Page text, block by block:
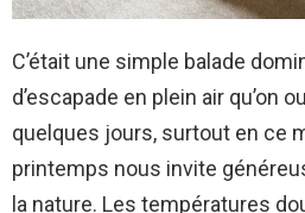
C’était une simple balade
d’escapade en plein air qu’on
quelques jours, surtout en ce
printemps nous invite
la nature. Les températures